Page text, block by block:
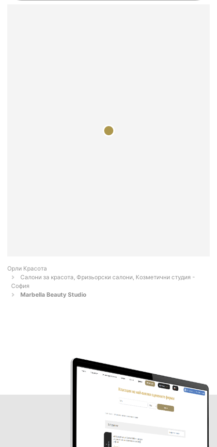
Орли Красота
Салони за красота, Фризьорски салони, Козметични студия -
София
Marbella Beauty Studio